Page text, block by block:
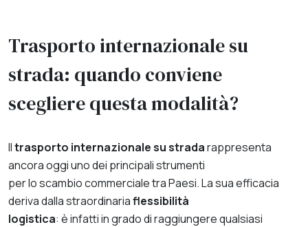
Trasporto internazionale su
strada: quando conviene
scegliere questa modalità?
Iltrasporto internazionale su stradarappresenta
ancora oggi uno dei principali strumenti
per lo scambio commerciale tra Paesi. La sua efficacia
deriva dalla straordinariaflessibilità
logistica: è infatti in grado di raggiungere qualsiasi